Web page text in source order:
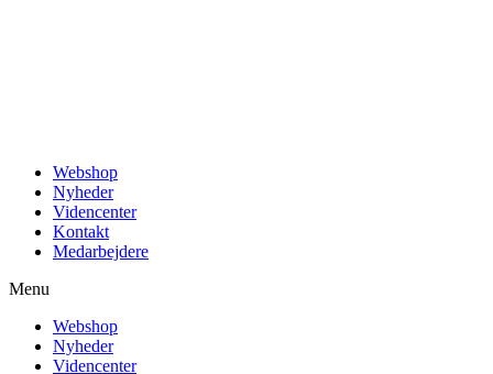
Webshop
Nyheder
Videncenter
Kontakt
Medarbejdere
Menu
Webshop
Nyheder
Videncenter